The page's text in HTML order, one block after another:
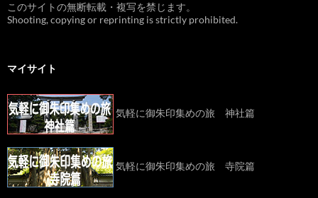
このサイトの無断転載・複写を禁じます。
Shooting, copying or reprinting is strictly prohibited.
マイサイト
気軽に御朱印集めの旅 神社篇
気軽に御朱印集めの旅 寺院篇